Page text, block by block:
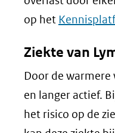
op het
Ziekte van
Door de
en langer actief.
het risico op de